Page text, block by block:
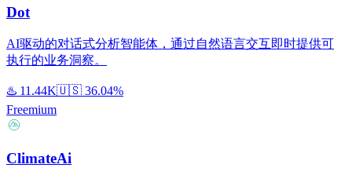
Dot
AI驱动的对话式分析智能体，通过自然语言交互即时提供可
执行的业务洞察。
♨️ 11.44K🇺🇸 36.04%
Freemium
ClimateAi